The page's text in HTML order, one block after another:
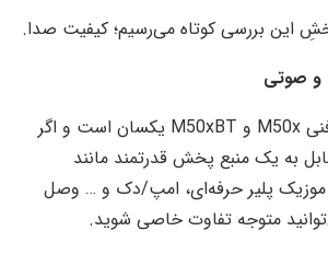
این بررسی کوتاه می‌رسیم؛ کیفیت صدا.
صوتی
درایور و مشخصات فنی M50x و M50xBT یکسان است و اگر
به یک منبع پخش قدرتمند مانند
موزیک پلیر حرفه‌ای، امپ/دک و … وصل
متوجه تفاوت خاصی شوید.